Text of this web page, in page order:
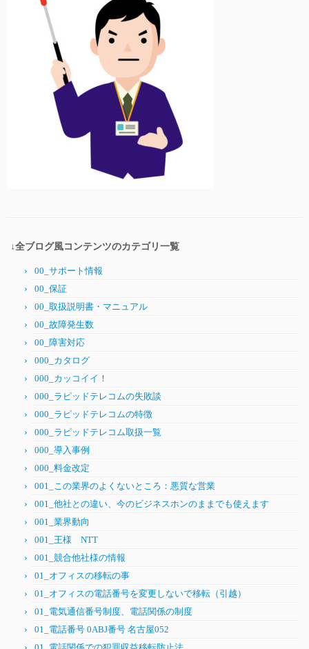
↓全ブログ風コンテンツのカテゴリ一覧
00_サポート情報
00_保証
00_取扱説明書・マニュアル
00_故障発生数
00_障害対応
000_カタログ
000_カッコイイ！
000_ラピッドテレコムの失敗談
000_ラピッドテレコムの特徴
000_ラピッドテレコム取扱一覧
000_導入事例
000_料金改定
001_この業界のよくないところ：悪質な営業
001_他社との違い、今のビジネスホンのままでも使えます
001_業界動向
001_王様 NTT
001_競合他社様の情報
01_オフィスの移転の事
01_オフィスの電話番号を変更しないで移転（引越）
01_電気通信番号制度、電話関係の制度
01_電話番号 0ABJ番号 名古屋052